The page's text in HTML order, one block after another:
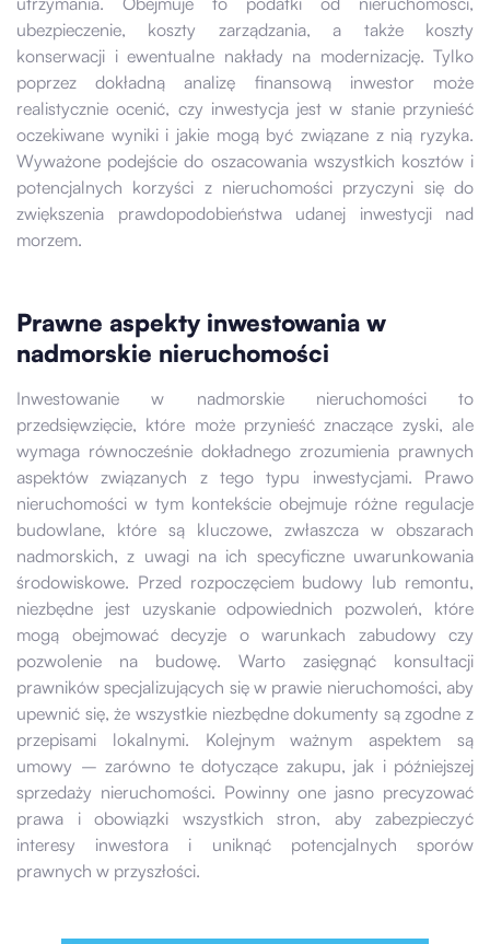
ubezpieczenie, koszty zarządzania, a także koszty
konserwacji i ewentualne nakłady na modernizację. Tylko
poprzez dokładną analizę finansową inwestor może
realistycznie ocenić, czy inwestycja jest w stanie przynieść
oczekiwane wyniki i jakie mogą być związane z nią ryzyka.
Wyważone podejście do oszacowania wszystkich kosztów i
potencjalnych korzyści z nieruchomości przyczyni się do
zwiększenia prawdopodobieństwa udanej inwestycji nad
morzem.
Prawne aspekty inwestowania w
nadmorskie nieruchomości
Inwestowanie w nadmorskie nieruchomości to
przedsięwzięcie, które może przynieść znaczące zyski, ale
wymaga równocześnie dokładnego zrozumienia prawnych
aspektów związanych z tego typu inwestycjami. Prawo
nieruchomości w tym kontekście obejmuje różne regulacje
budowlane, które są kluczowe, zwłaszcza w obszarach
nadmorskich, z uwagi na ich specyficzne uwarunkowania
środowiskowe. Przed rozpoczęciem budowy lub remontu,
niezbędne jest uzyskanie odpowiednich pozwoleń, które
mogą obejmować decyzje o warunkach zabudowy czy
pozwolenie na budowę. Warto zasięgnąć konsultacji
prawników specjalizujących się w prawie nieruchomości, aby
upewnić się, że wszystkie niezbędne dokumenty są zgodne z
przepisami lokalnymi. Kolejnym ważnym aspektem są
umowy – zarówno te dotyczące zakupu, jak i późniejszej
sprzedaży nieruchomości. Powinny one jasno precyzować
prawa i obowiązki wszystkich stron, aby zabezpieczyć
interesy inwestora i uniknąć potencjalnych sporów
prawnych w przyszłości.